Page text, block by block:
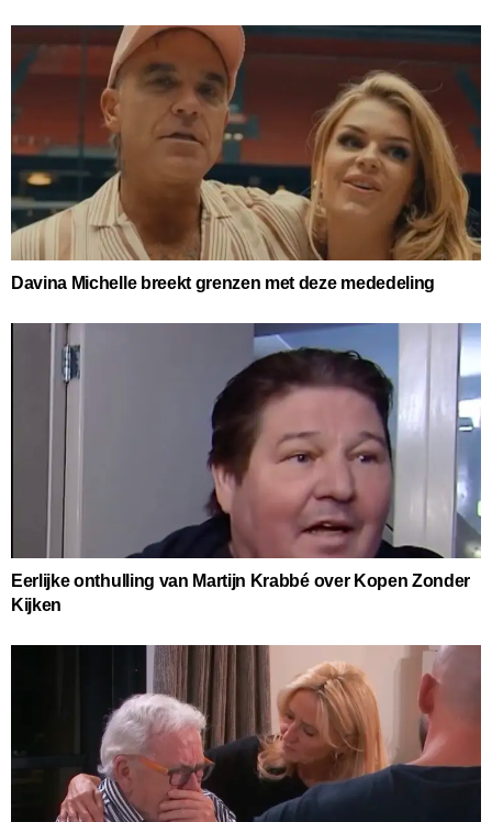
Davina Michelle breekt grenzen met deze mededeling
Eerlijke onthulling van Martijn Krabbé over Kopen Zonder
Kijken